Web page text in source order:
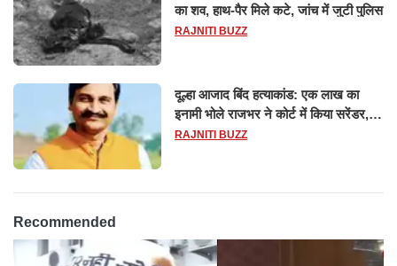
का शव, हाथ-पैर मिले कटे, जांच में जुटी पुलिस
RAJNITI BUZZ
दूल्हा आजाद बिंद हत्याकांड: एक लाख का
इनामी भोले राजभर ने कोर्ट में किया सरेंडर,
14 दिन के लिए भेजा गया जेल
RAJNITI BUZZ
Recommended